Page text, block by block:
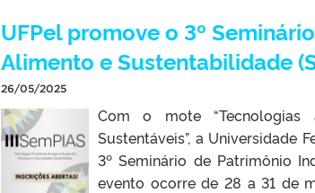
UFPel promove o 3º
Alimento e Sustentabilidade
26/05/2025
Com o mote
Sustentáveis”, a Universidade
3º Seminário de Patrimônio
evento ocorre de 28 a 31 de